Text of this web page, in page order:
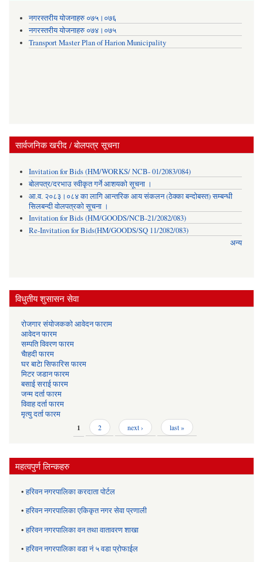
नगरस्तरीय योजनाहरु ०७५।०७६
नगरस्तरीय योजनाहरु ०७४।०७५
Transport Master Plan of Harion Municipality
सार्वजनिक खरीद / बोलपत्र सूचना
Invitation for Bids (HM/WORKS/ NCB- 01/2083/084)
बोलपत्र/दरभाउ स्वीकृत गर्ने आशयको सूचना ।
आ.व. २०८३।०८४ का लागि आन्तरिक आय संकलन (ठेक्का बन्दोबस्त) सम्बन्धी
सिलबन्दी वोलपत्रको सूचना ।
Invitation for Bids (HM/GOODS/NCB-21/2082/083)
Re-Invitation for Bids(HM/GOODS/SQ 11/2082/083)
अन्य
विधुतीय शुसासन सेवा
रोजगार संयोजकको आवेदन फाराम
आवेदन फारम
सम्पति विवरण फारम
चैाहदी फारम
घर बाटेा सिफारिस फारम
मिटर जडान फारम
बसाई सराई फारम
जन्म दर्ता फारम
विवाह दर्ता फारम
मृत्यु दर्ता फारम
1 2 next › last »
महत्वपुर्ण लिन्कहरु
•हरिवन नगरपालिका करदाता पोर्टल
•हरिवन नगरपालिका एकिकृत नगर सेवा प्रणाली
•हरिवन नगरपालिका वन तथा वातावरण शाखा
•हरिवन नगरपालिका वडा नं ५ वडा प्रोफाईल